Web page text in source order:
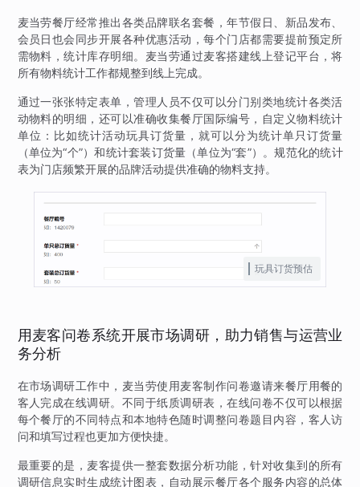
麦当劳餐厅经常推出各类品牌联名套餐，年节假日、新品发布、
会员日也会同步开展各种优惠活动，每个门店都需要提前预定所
需物料，统计库存明细。麦当劳通过麦客搭建线上登记平台，将
所有物料统计工作都规整到线上完成。
通过一张张特定表单，管理人员不仅可以分门别类地统计各类活
动物料的明细，还可以准确收集餐厅国际编号，自定义物料统计
单位：比如统计活动玩具订货量，就可以分为统计单只订货量
（单位为“个”）和统计套装订货量（单位为“套”）。规范化的统计
表为门店频繁开展的品牌活动提供准确的物料支持。
玩具订货预估
用麦客问卷系统开展市场调研，助力销售与运营业
务分析
在市场调研工作中，麦当劳使用麦客制作问卷邀请来餐厅用餐的
客人完成在线调研。不同于纸质调研表，在线问卷不仅可以根据
每个餐厅的不同特点和本地特色随时调整问卷题目内容，客人访
问和填写过程也更加方便快捷。
最重要的是，麦客提供一整套数据分析功能，针对收集到的所有
调研信息实时生成统计图表，自动展示餐厅各个服务内容的总体